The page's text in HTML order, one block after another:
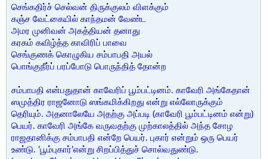
செங்கதிர்ச் செல்வன் திருக்குலம் விளக்கும்
கஞ்ச வேட்கையில் காந்தமன் வேண்ட
அமர முனிவன் அகத்தியன் தனாது
கரகம் கவிழ்த்த காவிரிப் பாவை
செங்குணக் கொழுகிய சம்பாபதி அயல்
பொங்குநீர்ப் பரப்போடு பொருந்தித் தோன்ற
சம்பாபதி என்பதுதான் காவேரிப் பூம்பட்டினம். காவேரி அங்கேதான்
ஸமுத்திர ராஜனோடு ஸங்கமிக்கிறது என்று எல்லோருக்கும்
தெரியும். அதனாலேயே அதற்கு அப்படி (காவேரி பூம்பட்டினம் என்று)
பெயர். காவேரி அங்கே வருவதற்கு முற்காலத்தில் அந்த சோழ
ராஜதானிக்கு சம்பாபதி என்றே பெயர். புகார் என்றும் ஒரு பெயர்
உண்டு. 'பூம்புகார்'என்று சிறப்பித்துச் சொல்வதுண்டு.